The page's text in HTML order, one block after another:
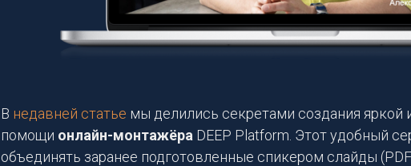
В недавней статье мы делились секретами создания яркой
помощи онлайн-монтажёра DEEP Platform. Этот удобный
объединять заранее подготовленные спикером слайды